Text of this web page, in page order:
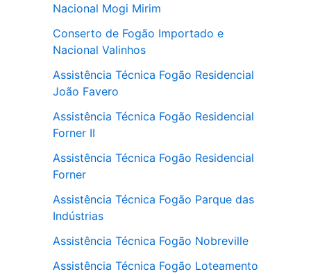
Nacional Mogi Mirim
Conserto de Fogão Importado e
Nacional Valinhos
Assistência Técnica Fogão Residencial
João Favero
Assistência Técnica Fogão Residencial
Forner II
Assistência Técnica Fogão Residencial
Forner
Assistência Técnica Fogão Parque das
Indústrias
Assistência Técnica Fogão Nobreville
Assistência Técnica Fogão Loteamento